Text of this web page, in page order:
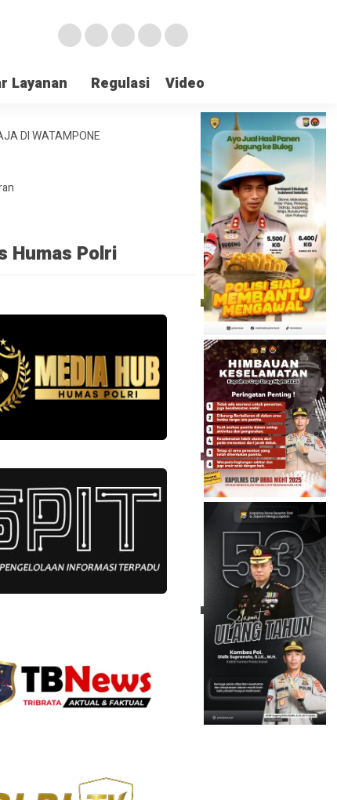
Layanan Regulasi Video
DI WATAMPONE
Humas Polri